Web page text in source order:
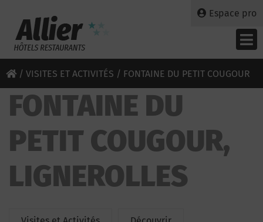
Espace pro
/ VISITES ET ACTIVITÉS / FONTAINE DU PETIT COUGOUR
FONTAINE DU
PETIT COUGOUR,
LIGNEROLLES